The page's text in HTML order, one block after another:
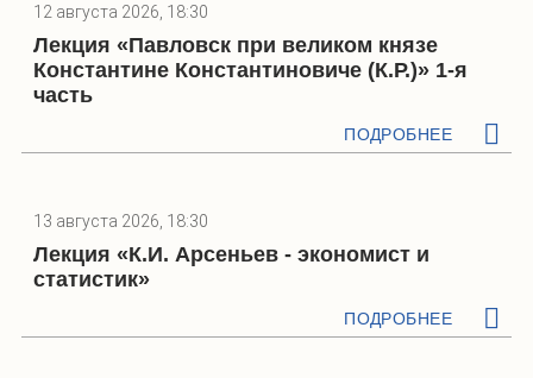
12 августа 2026, 18:30
Лекция «Павловск при великом князе
Константине Константиновиче (К.Р.)» 1-я
часть
ПОДРОБНЕЕ
13 августа 2026, 18:30
Лекция «К.И. Арсеньев - экономист и
статистик»
ПОДРОБНЕЕ